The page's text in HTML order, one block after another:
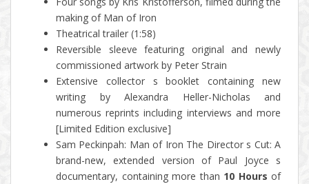
making of Man of Iron
Theatrical trailer (1:58)
Reversible sleeve featuring original and newly
commissioned artwork by Peter Strain
Extensive collector s booklet containing new
writing by Alexandra Heller-Nicholas and
numerous reprints including interviews and more
[Limited Edition exclusive]
Sam Peckinpah: Man of Iron The Director s Cut: A
brand-new, extended version of Paul Joyce s
documentary, containing more than 10 Hours of